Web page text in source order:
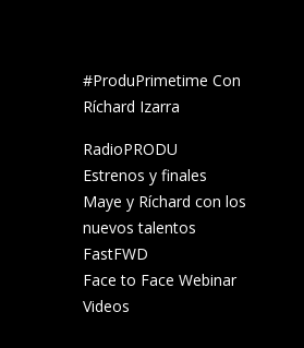
#ProduPrimetime Con
Ríchard Izarra
RadioPRODU
Estrenos y finales
Maye y Ríchard con los
nuevos talentos
FastFWD
Face to Face Webinar
Videos